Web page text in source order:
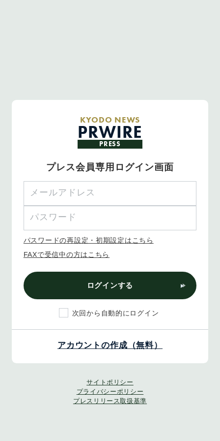
KYODO NEWS
PRWIRE
PRESS
プレス会員専用ログイン画面
パスワードの再設定・初期設定はこちら
FAXで受信中の方はこちら
ログインする
次回から自動的にログイン
アカウントの作成（無料）
サイトポリシー
プライバシーポリシー
プレスリリース取扱基準